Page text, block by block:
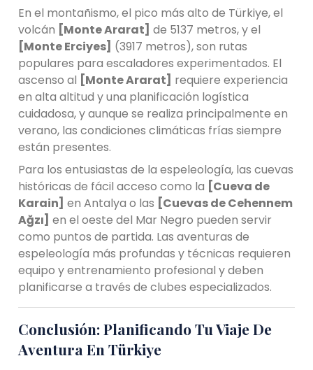
En el montañismo, el pico más alto de Türkiye, el
volcán [Monte Ararat] de 5137 metros, y el
[Monte Erciyes] (3917 metros), son rutas
populares para escaladores experimentados. El
ascenso al [Monte Ararat] requiere experiencia
en alta altitud y una planificación logística
cuidadosa, y aunque se realiza principalmente en
verano, las condiciones climáticas frías siempre
están presentes.
Para los entusiastas de la espeleología, las cuevas
históricas de fácil acceso como la [Cueva de
Karain] en Antalya o las [Cuevas de Cehennem
Ağzı] en el oeste del Mar Negro pueden servir
como puntos de partida. Las aventuras de
espeleología más profundas y técnicas requieren
equipo y entrenamiento profesional y deben
planificarse a través de clubes especializados.
Conclusión: Planificando Tu Viaje De
Aventura En Türkiye